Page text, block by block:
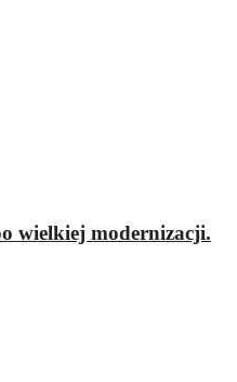
wielkiej modernizacji.